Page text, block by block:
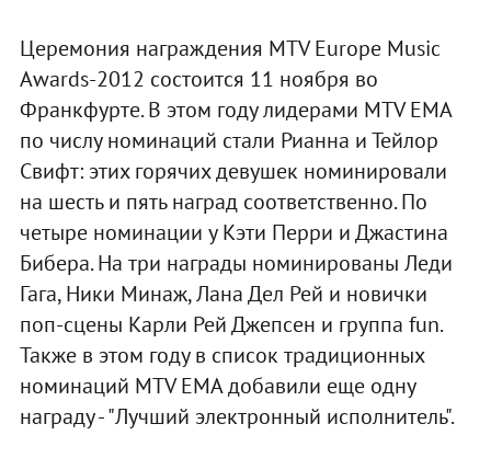
Церемония награждения MTV Europe Music
Awards-2012 состоится 11 ноября во
Франкфурте. В этом году лидерами MTV EMA
по числу номинаций стали Рианна и Тейлор
Свифт: этих горячих девушек номинировали
на шесть и пять наград соответственно. По
четыре номинации у Кэти Перри и Джастина
Бибера. На три награды номинированы Леди
Гага, Ники Минаж, Лана Дел Рей и новички
поп-сцены Карли Рей Джепсен и группа fun.
Также в этом году в список традиционных
номинаций MTV EMA добавили еще одну
награду - "Лучший электронный исполнитель".